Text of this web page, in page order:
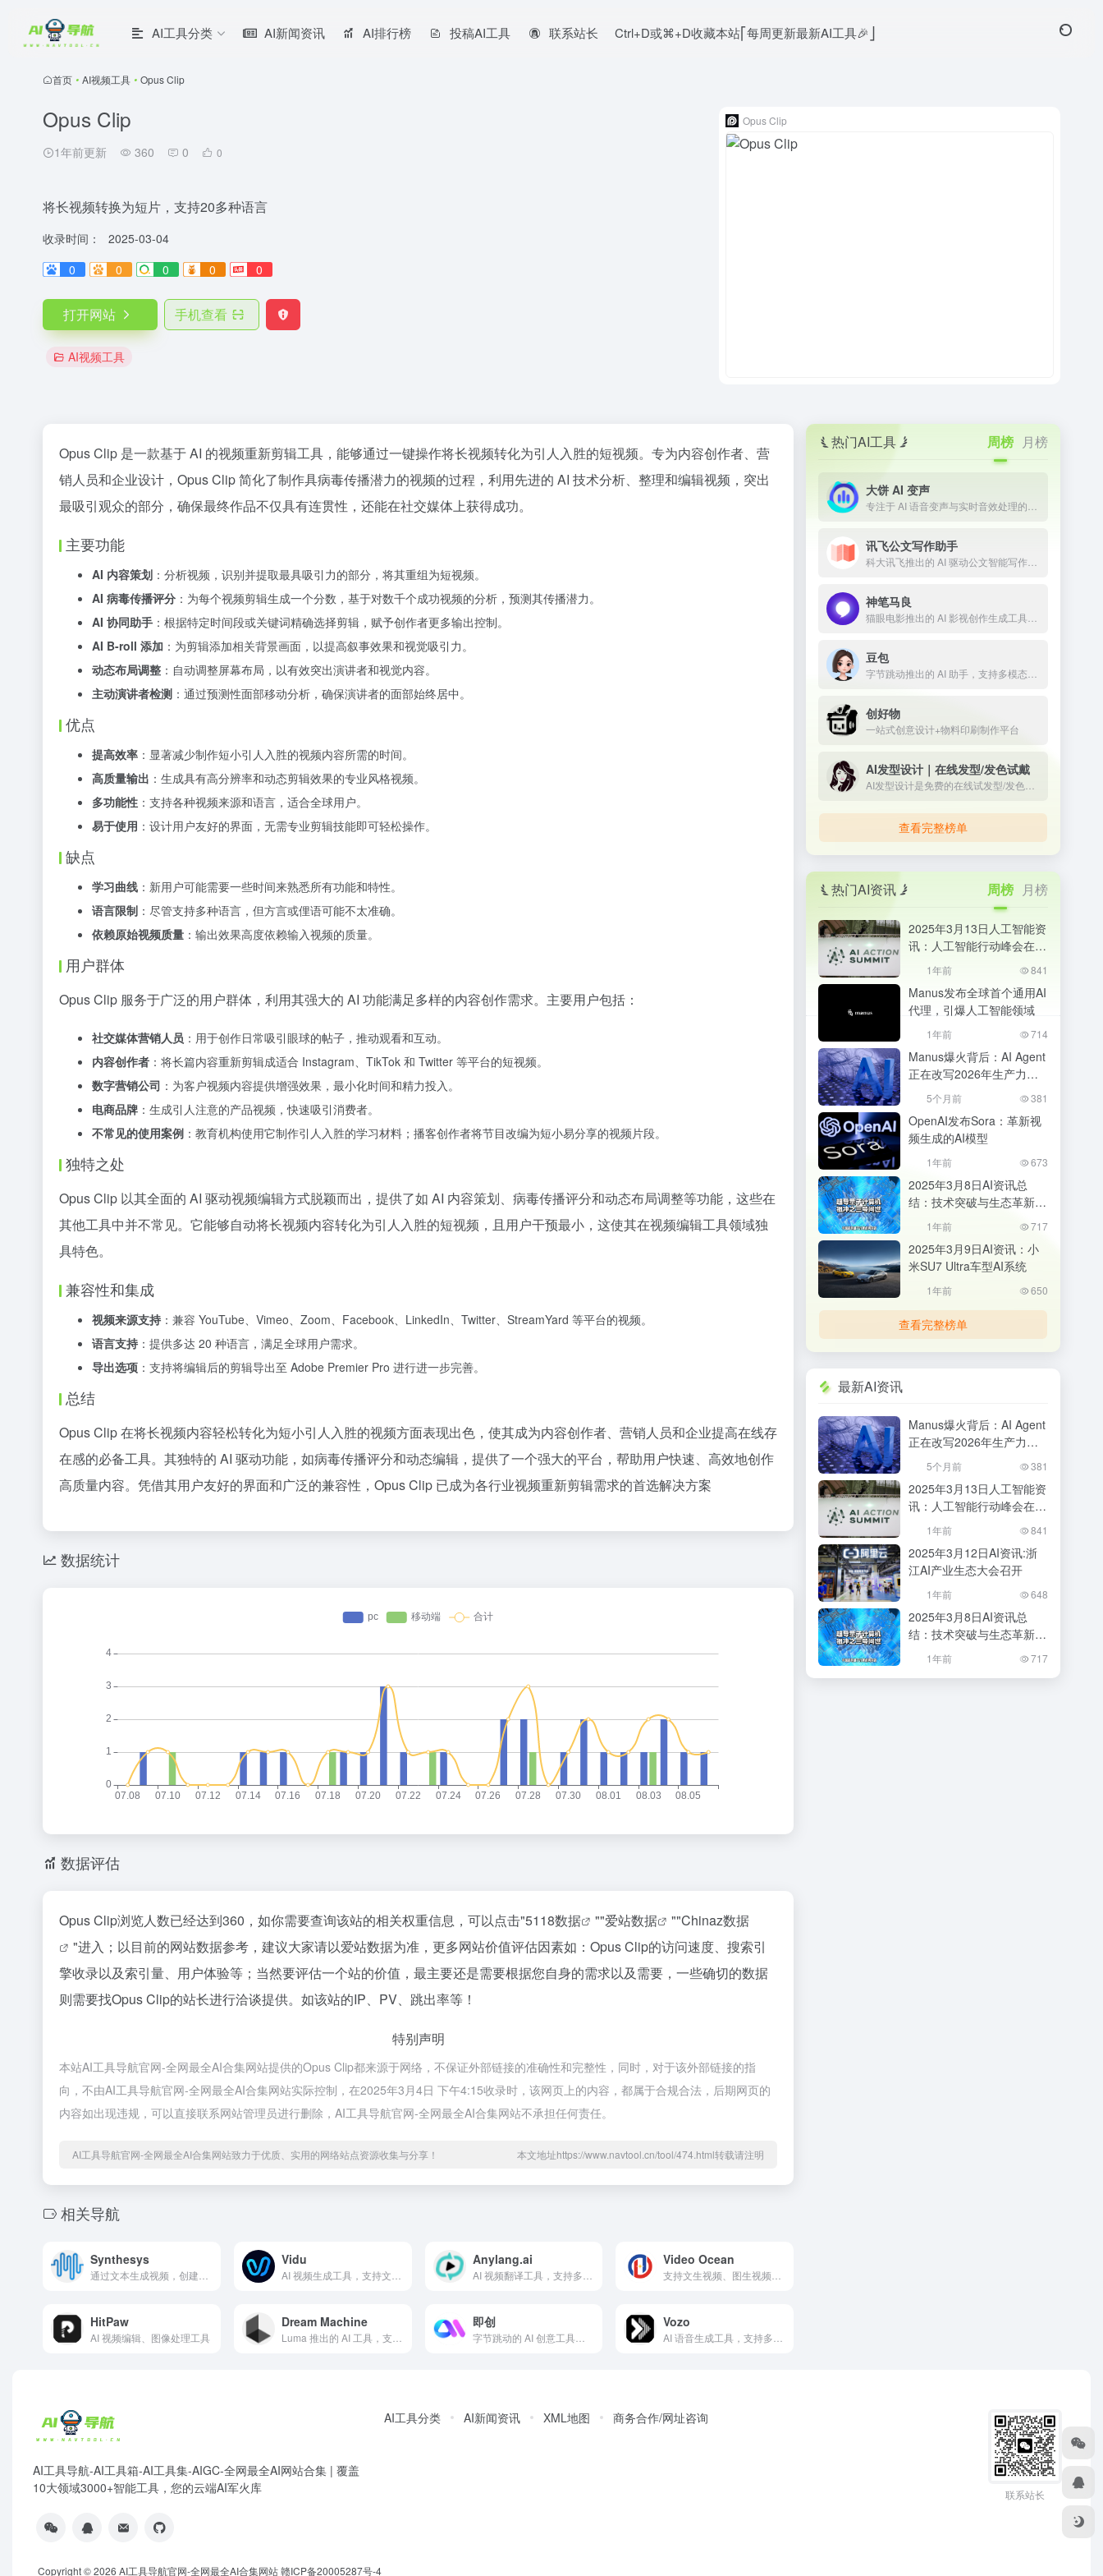
AI工具分类 AI新闻资讯 AI排行榜 投稿AI工具 联系站长 Ctrl+D或⌘+D收藏本站⎡每周更新最新AI工具🎉⎦
首页 • AI视频工具 • Opus Clip
Opus Clip
1年前更新 360 0 0
将长视频转换为短片，支持20多种语言
收录时间：
2025-03-04
0
0 0 0 0
打开网站 手机查看
AI视频工具
Opus Clip
Opus Clip 是一款基于 AI 的视频重新剪辑工具，能够通过一键操作将长视频转化为引人入胜的短视频。专为内容创作者、营
销人员和企业设计，Opus Clip 简化了制作具病毒传播潜力的视频的过程，利用先进的 AI 技术分析、整理和编辑视频，突出
最吸引观众的部分，确保最终作品不仅具有连贯性，还能在社交媒体上获得成功。
主要功能
AI 内容策划 ：分析视频，识别并提取最具吸引力的部分，将其重组为短视频。
AI 病毒传播评分 ：为每个视频剪辑生成一个分数，基于对数千个成功视频的分析，预测其传播潜力。
AI 协同助手 ：根据特定时间段或关键词精确选择剪辑，赋予创作者更多输出控制。
AI B-roll 添加 ：为剪辑添加相关背景画面，以提高叙事效果和视觉吸引力。
动态布局调整 ：自动调整屏幕布局，以有效突出演讲者和视觉内容。
主动演讲者检测 ：通过预测性面部移动分析，确保演讲者的面部始终居中。
优点
提高效率 ：显著减少制作短小引人入胜的视频内容所需的时间。
高质量输出 ：生成具有高分辨率和动态剪辑效果的专业风格视频。
多功能性 ：支持各种视频来源和语言，适合全球用户。
易于使用 ：设计用户友好的界面，无需专业剪辑技能即可轻松操作。
缺点
学习曲线 ：新用户可能需要一些时间来熟悉所有功能和特性。
语言限制 ：尽管支持多种语言，但方言或俚语可能不太准确。
依赖原始视频质量 ：输出效果高度依赖输入视频的质量。
用户群体
Opus Clip 服务于广泛的用户群体，利用其强大的 AI 功能满足多样的内容创作需求。主要用户包括：
社交媒体营销人员 ：用于创作日常吸引眼球的帖子，推动观看和互动。
内容创作者 ：将长篇内容重新剪辑成适合 Instagram、TikTok 和 Twitter 等平台的短视频。
数字营销公司 ：为客户视频内容提供增强效果，最小化时间和精力投入。
电商品牌 ：生成引人注意的产品视频，快速吸引消费者。
不常见的使用案例 ：教育机构使用它制作引人入胜的学习材料；播客创作者将节目改编为短小易分享的视频片段。
独特之处
Opus Clip 以其全面的 AI 驱动视频编辑方式脱颖而出，提供了如 AI 内容策划、病毒传播评分和动态布局调整等功能，这些在
其他工具中并不常见。它能够自动将长视频内容转化为引人入胜的短视频，且用户干预最小，这使其在视频编辑工具领域独
具特色。
兼容性和集成
视频来源支持 ：兼容 YouTube、Vimeo、Zoom、Facebook、LinkedIn、Twitter、StreamYard 等平台的视频。
语言支持 ：提供多达 20 种语言，满足全球用户需求。
导出选项 ：支持将编辑后的剪辑导出至 Adobe Premier Pro 进行进一步完善。
总结
Opus Clip 在将长视频内容轻松转化为短小引人入胜的视频方面表现出色，使其成为内容创作者、营销人员和企业提高在线存
在感的必备工具。其独特的 AI 驱动功能，如病毒传播评分和动态编辑，提供了一个强大的平台，帮助用户快速、高效地创作
高质量内容。凭借其用户友好的界面和广泛的兼容性，Opus Clip 已成为各行业视频重新剪辑需求的首选解决方案
数据统计
数据评估
Opus Clip浏览人数已经达到360，如你需要查询该站的相关权重信息，可以点击"5118数据 ""爱站数据 ""Chinaz数据
"进入；以目前的网站数据参考，建议大家请以爱站数据为准，更多网站价值评估因素如：Opus Clip的访问速度、搜索引
擎收录以及索引量、用户体验等；当然要评估一个站的价值，最主要还是需要根据您自身的需求以及需要，一些确切的数据
则需要找Opus Clip的站长进行洽谈提供。如该站的IP、PV、跳出率等！
特别声明
本站AI工具导航官网-全网最全AI合集网站提供的Opus Clip都来源于网络，不保证外部链接的准确性和完整性，同时，对于该外部链接的指
向，不由AI工具导航官网-全网最全AI合集网站实际控制，在2025年3月4日 下午4:15收录时，该网页上的内容，都属于合规合法，后期网页的
内容如出现违规，可以直接联系网站管理员进行删除，AI工具导航官网-全网最全AI合集网站不承担任何责任。
AI工具导航官网-全网最全AI合集网站致力于优质、实用的网络站点资源收集与分享！ 本文地址https://www.navtool.cn/tool/474.html转载请注明
相关导航
Synthesys Vidu Anylang.ai Video Ocean
HitPaw
AI 视频编辑、图像处理工具
Dream Machine 即创 Vozo
热门AI工具 周榜 月榜
大饼 AI 变声
讯飞公文写作助手
神笔马良
豆包
创好物
一站式创意设计+物料印刷制作平台
AI发型设计｜在线发型/发色试戴
查看完整榜单
热门AI资讯 周榜 月榜
2025年3月13日人工智能资
讯：人工智能行动峰会在巴
黎成功举办
1年前 841
Manus发布全球首个通用AI
代理，引爆人工智能领域
1年前 714
Manus爆火背后：AI Agent
正在改写2026年生产力格
局，普通人该如何抓住机
5个月前 381
OpenAI发布Sora：革新视
频生成的AI模型
1年前 673
2025年3月8日AI资讯总
结：技术突破与生态革新并
1年前 717
2025年3月9日AI资讯：小
米SU7 Ultra车型AI系统
1年前 650
查看完整榜单
最新AI资讯
Manus爆火背后：AI Agent
正在改写2026年生产力格
局，普通人该如何抓住机
5个月前 381
2025年3月13日人工智能资
讯：人工智能行动峰会在巴
黎成功举办
1年前 841
2025年3月12日AI资讯:浙
江AI产业生态大会召开
1年前 648
2025年3月8日AI资讯总
结：技术突破与生态革新并
1年前 717
AI工具导航-AI工具箱-AI工具集-AIGC-全网最全AI网站合集 | 覆盖
10大领域3000+智能工具，您的云端AI军火库
AI工具分类 AI新闻资讯 XML地图 商务合作/网址咨询
联系站长
Copyright © 2026 AI工具导航官网-全网最全AI合集网站赣ICP备20005287号-4